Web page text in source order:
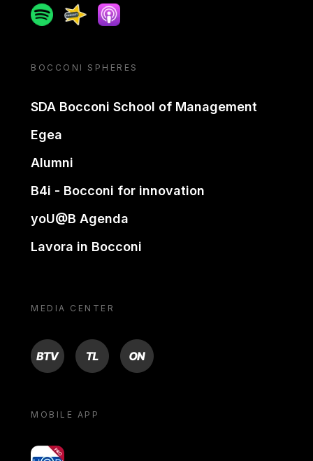
SpotifySpreakerApple podcast
BOCCONI SPHERES
SDA Bocconi School of Management
Egea
Alumni
B4i - Bocconi for innovation
yoU@B Agenda
Lavora in Bocconi
MEDIA CENTER
BTV TL ON
MOBILE APP
yoU@B